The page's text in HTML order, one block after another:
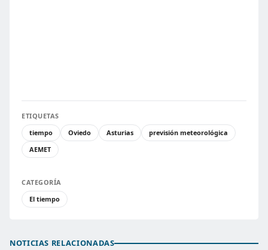
ETIQUETAS
tiempo
Oviedo Asturias
previsión meteorológica
AEMET
CATEGORÍA
El tiempo
NOTICIAS RELACIONADAS